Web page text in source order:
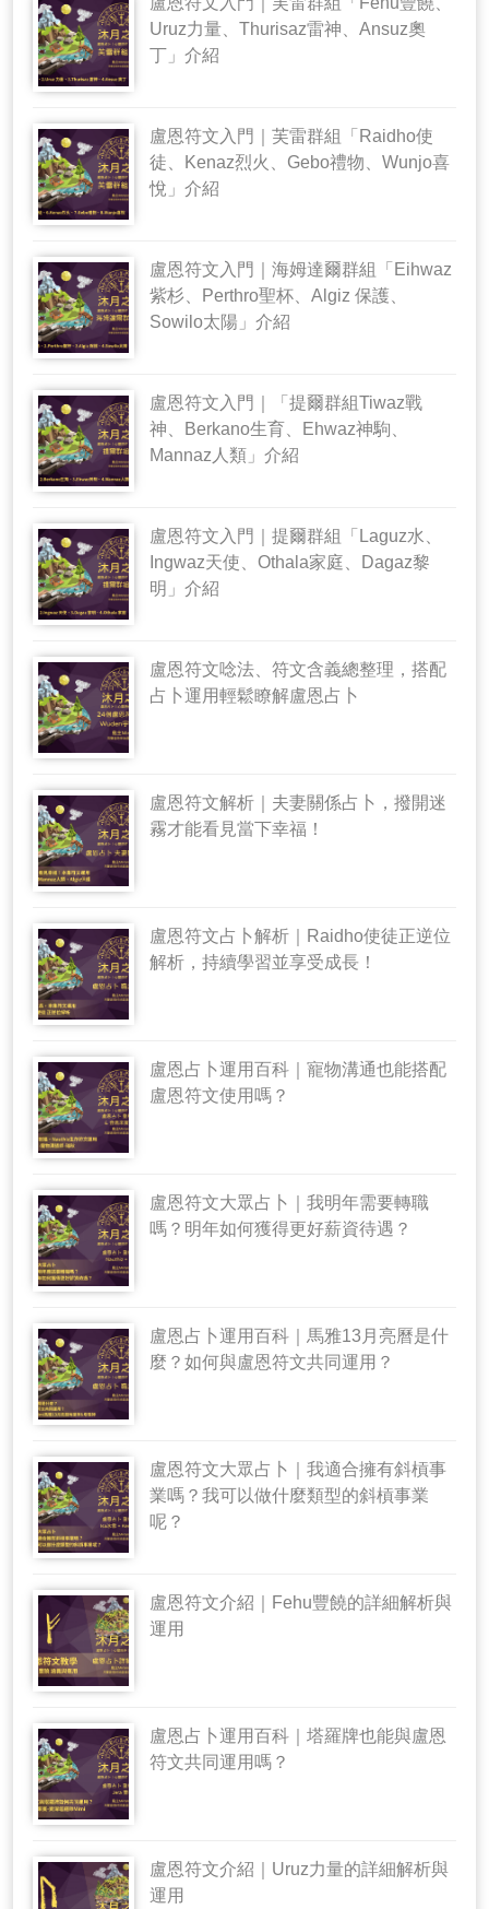
Uruz力量、Thurisaz雷神、Ansuz奧
丁」介紹
盧恩符文入門｜芙雷群組「Raidho使
徒、Kenaz烈火、Gebo禮物、Wunjo喜
悅」介紹
盧恩符文入門｜海姆達爾群組「Eihwaz
紫杉、Perthro聖杯、Algiz 保護、
Sowilo太陽」介紹
盧恩符文入門｜「提爾群組Tiwaz戰
神、Berkano生育、Ehwaz神駒、
Mannaz人類」介紹
盧恩符文入門｜提爾群組「Laguz水、
Ingwaz天使、Othala家庭、Dagaz黎
明」介紹
盧恩符文唸法、符文含義總整理，搭配
占卜運用輕鬆瞭解盧恩占卜
盧恩符文解析｜夫妻關係占卜，撥開迷
霧才能看見當下幸福！
盧恩符文占卜解析｜Raidho使徒正逆位
解析，持續學習並享受成長！
盧恩占卜運用百科｜寵物溝通也能搭配
盧恩符文使用嗎？
盧恩符文大眾占卜｜我明年需要轉職
嗎？明年如何獲得更好薪資待遇？
盧恩占卜運用百科｜馬雅13月亮曆是什
麼？如何與盧恩符文共同運用？
盧恩符文大眾占卜｜我適合擁有斜槓事
業嗎？我可以做什麼類型的斜槓事業
呢？
盧恩符文介紹｜Fehu豐饒的詳細解析與
運用
盧恩占卜運用百科｜塔羅牌也能與盧恩
符文共同運用嗎？
盧恩符文介紹｜Uruz力量的詳細解析與
運用